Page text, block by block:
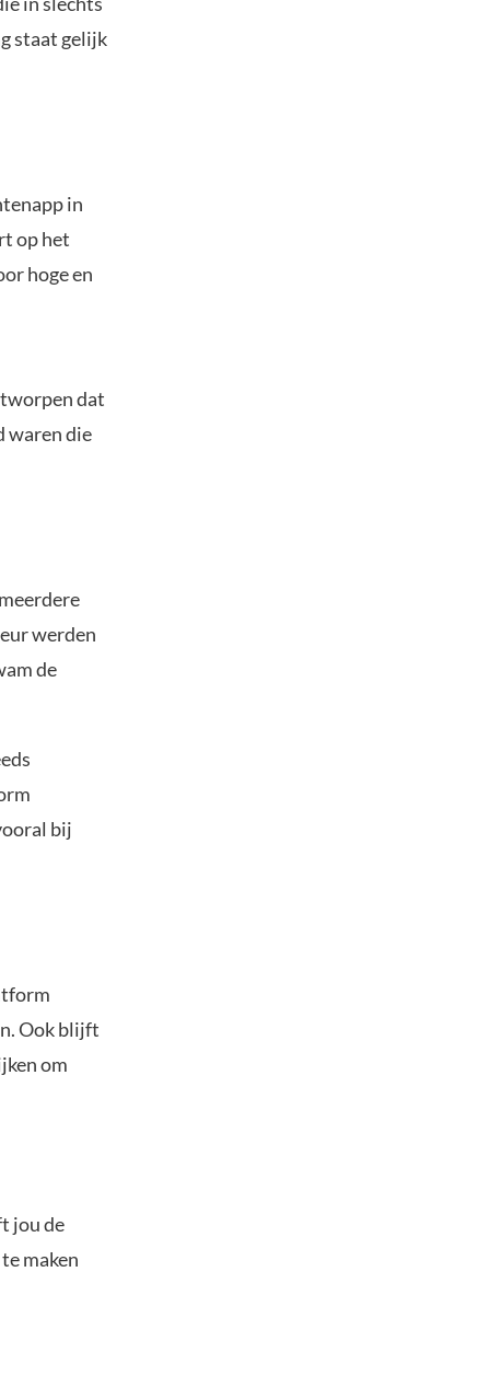
staat gelijk
in
op het
hoge en
dat
waren die
werden
de
bij
Ook blijft
om
jou de
maken